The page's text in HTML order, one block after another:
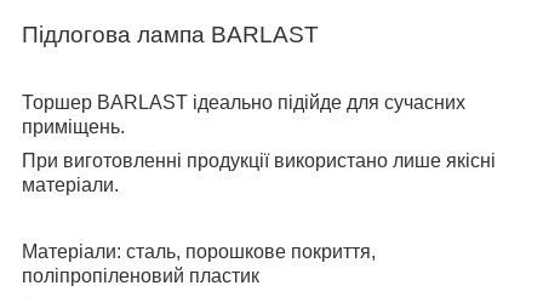
Підлогова лампа BARLAST
Торшер BARLAST ідеально підійде для сучасних
приміщень.
При виготовленні продукції використано лише якісні
матеріали.
Матеріали: сталь, порошкове покриття,
поліпропіленовий пластик